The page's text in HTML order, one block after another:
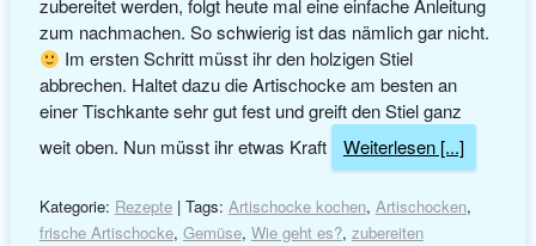
zubereitet werden, folgt heute mal eine einfache Anleitung
zum nachmachen. So schwierig ist das nämlich gar nicht.
Im ersten Schritt müsst ihr den holzigen Stiel
abbrechen. Haltet dazu die Artischocke am besten an
einer Tischkante sehr gut fest und greift den Stiel ganz
weit oben. Nun müsst ihr etwas Kraft
Weiterlesen [...]
Kategorie: Rezepte| Tags: Artischocke kochen, Artischocken,
frische Artischocke, Gemüse, Wie geht es?, zubereiten